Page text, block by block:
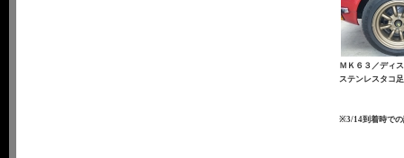
ＭＫ６３／ディ
ステンレスタコ
※3/14到着時での